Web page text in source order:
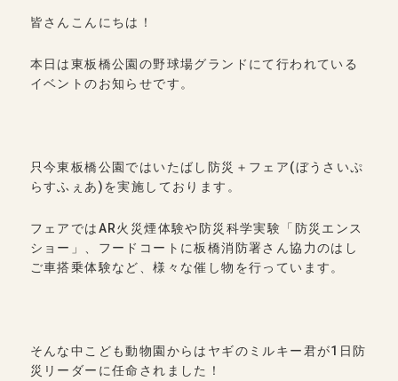
皆さんこんにちは！
本日は東板橋公園の野球場グランドにて行われている
イベントのお知らせです。
只今東板橋公園ではいたばし防災＋フェア(ぼうさいぷ
らすふぇあ)を実施しております。
フェアではAR火災煙体験や防災科学実験「防災エンス
ショー」、フードコートに板橋消防署さん協力のはし
ご車搭乗体験など、様々な催し物を行っています。
そんな中こども動物園からはヤギのミルキー君が1日防
災リーダーに任命されました！